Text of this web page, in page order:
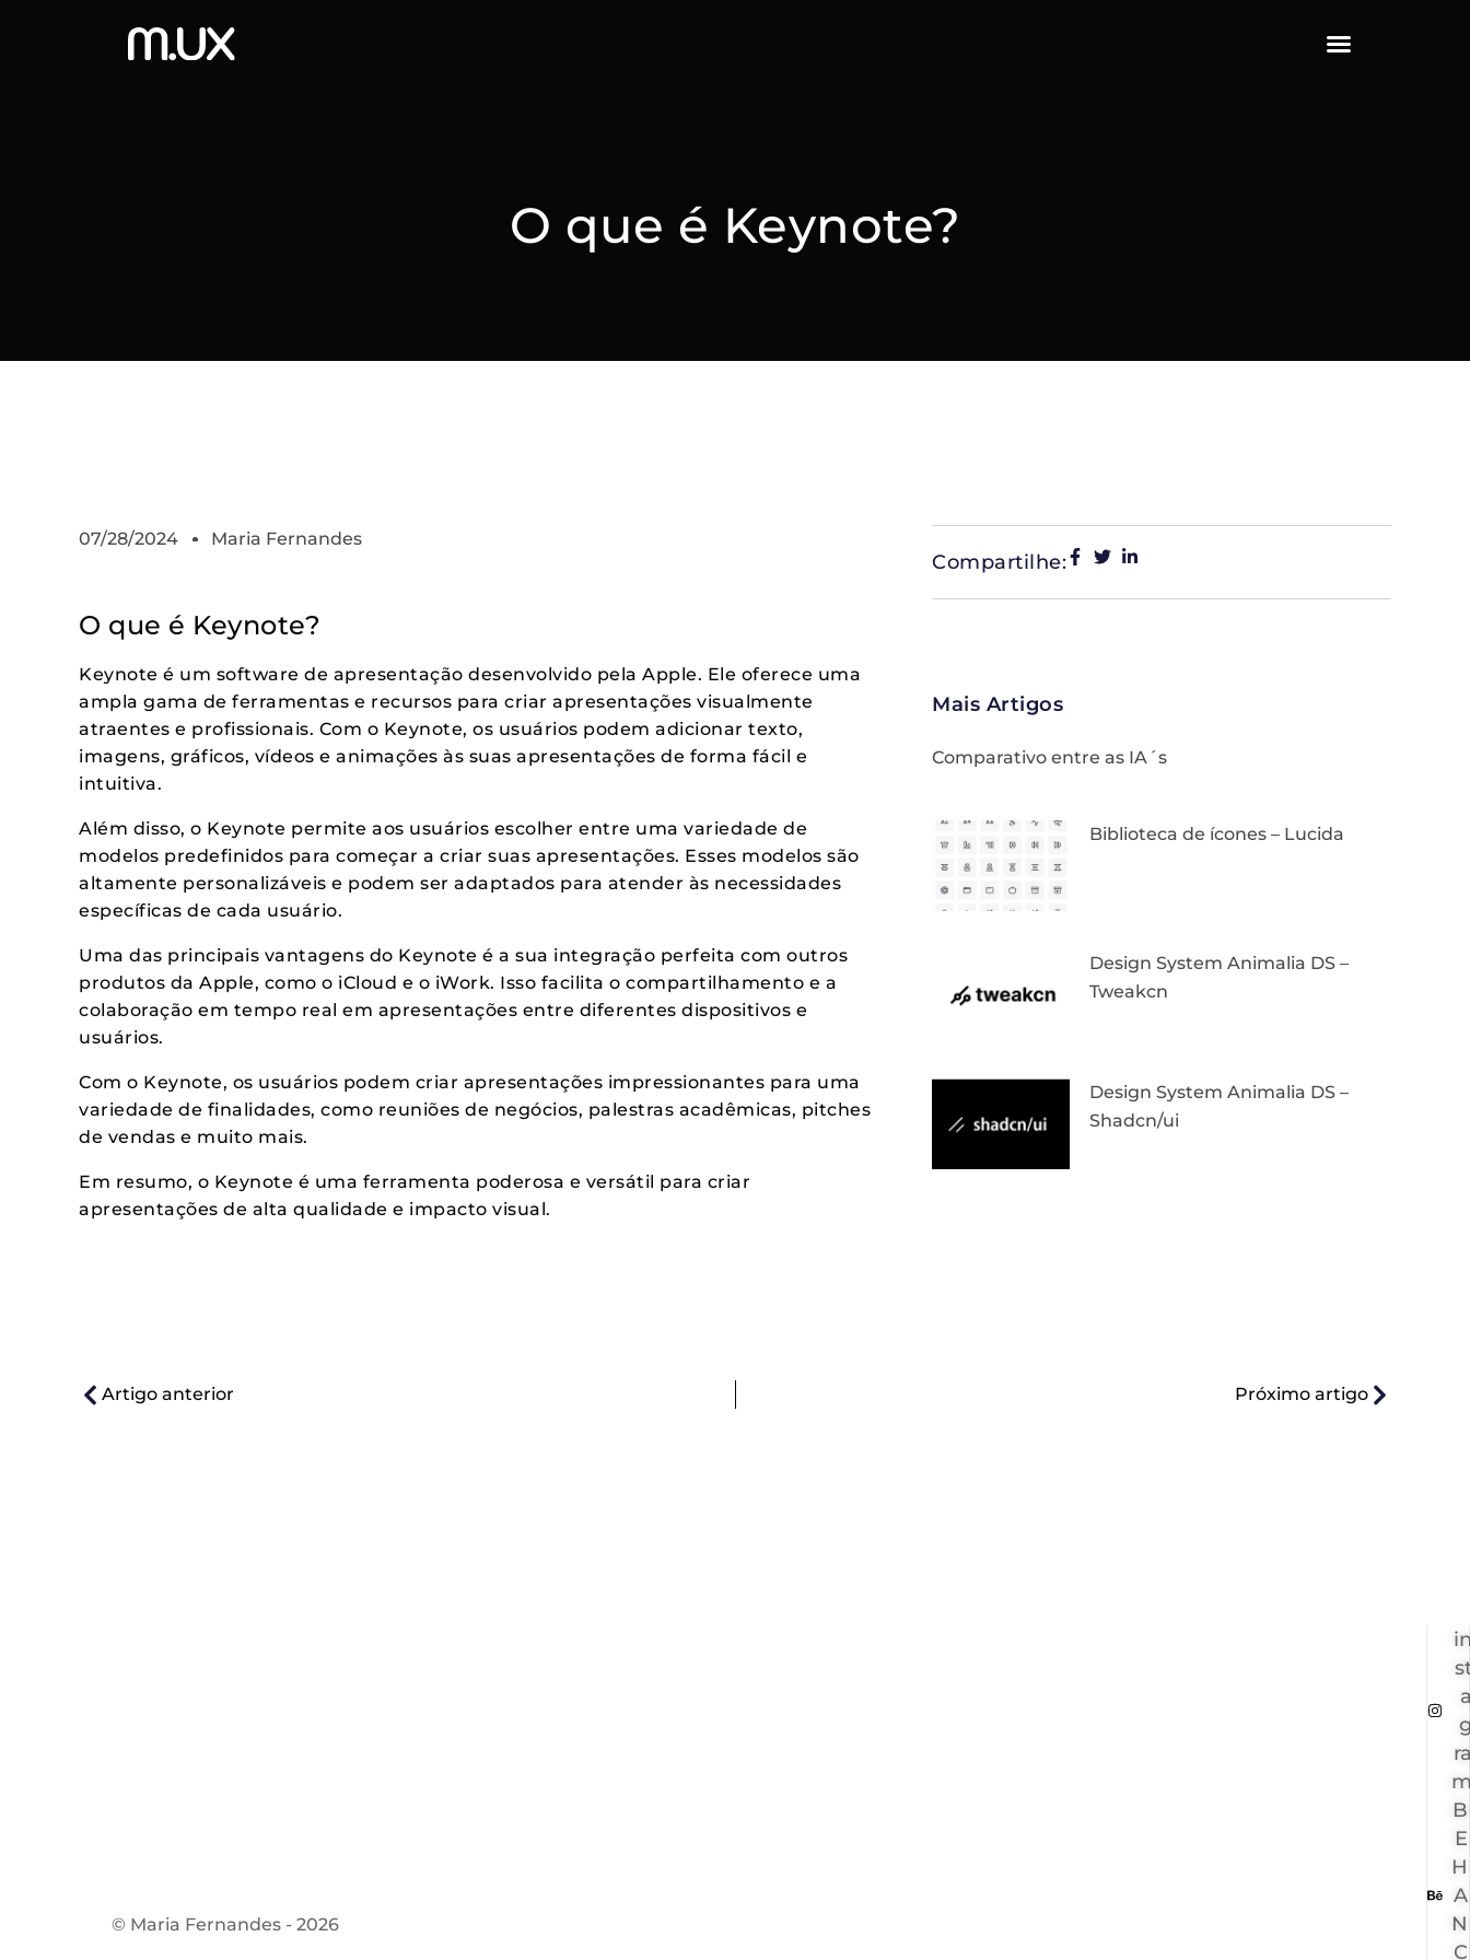
O que é Keynote?
07/28/2024 Maria Fernandes
O que é Keynote?
Keynote é um software de apresentação desenvolvido pela Apple. Ele oferece uma
ampla gama de ferramentas e recursos para criar apresentações visualmente
atraentes e profissionais. Com o Keynote, os usuários podem adicionar texto,
imagens, gráficos, vídeos e animações às suas apresentações de forma fácil e
intuitiva.
Além disso, o Keynote permite aos usuários escolher entre uma variedade de
modelos predefinidos para começar a criar suas apresentações. Esses modelos são
altamente personalizáveis e podem ser adaptados para atender às necessidades
específicas de cada usuário.
Uma das principais vantagens do Keynote é a sua integração perfeita com outros
produtos da Apple, como o iCloud e o iWork. Isso facilita o compartilhamento e a
colaboração em tempo real em apresentações entre diferentes dispositivos e
usuários.
Com o Keynote, os usuários podem criar apresentações impressionantes para uma
variedade de finalidades, como reuniões de negócios, palestras acadêmicas, pitches
de vendas e muito mais.
Em resumo, o Keynote é uma ferramenta poderosa e versátil para criar
apresentações de alta qualidade e impacto visual.
Compartilhe:
Mais Artigos
Comparativo entre as IA´s
Biblioteca de ícones – Lucida
Design System Animalia DS –
Tweakcn
Design System Animalia DS –
Shadcn/ui
Artigo anterior Próximo artigo
© Maria Fernandes - 2026
B
E
H
A
N
C